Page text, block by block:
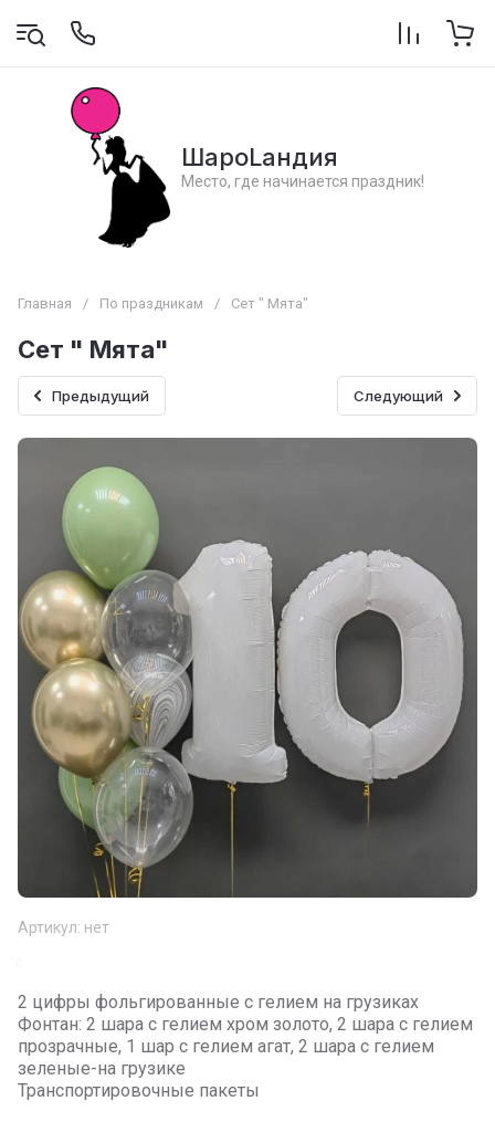
ШароLандия
Место, где начинается праздник!
Главная / По праздникам / Сет " Мята"
Сет " Мята"
Предыдущий Следующий
Артикул: нет
2 цифры фольгированные с гелием на грузиках
Фонтан: 2 шара с гелием хром золото, 2 шара с гелием
прозрачные, 1 шар с гелием агат, 2 шара с гелием
зеленые-на грузике
Транспортировочные пакеты